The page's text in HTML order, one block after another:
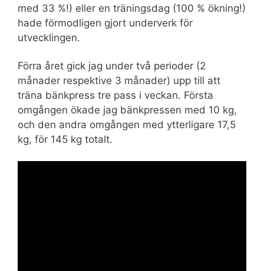
med 33 %!) eller en träningsdag (100 % ökning!)
hade förmodligen gjort underverk för
utvecklingen.
Förra året gick jag under två perioder (2
månader respektive 3 månader) upp till att
träna bänkpress tre pass i veckan. Första
omgången ökade jag bänkpressen med 10 kg,
och den andra omgången med ytterligare 17,5
kg, för 145 kg totalt.